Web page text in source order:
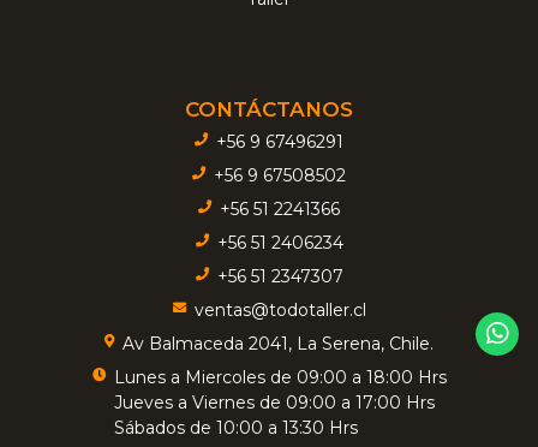
CONTÁCTANOS
+56 9 67496291
+56 9 67508502
+56 51 2241366
+56 51 2406234
+56 51 2347307
ventas@todotaller.cl
Av Balmaceda 2041, La Serena, Chile.
Lunes a Miercoles de 09:00 a 18:00 Hrs
Jueves a Viernes de 09:00 a 17:00 Hrs
Sábados de 10:00 a 13:30 Hrs